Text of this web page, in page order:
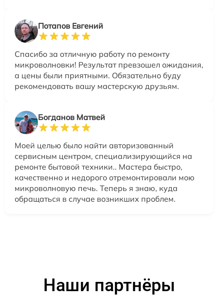
Потапов Евгений
Спасибо за отличную работу по ремонту
микроволновки! Результат превзошел ожидания,
а цены были приятными. Обязательно буду
рекомендовать вашу мастерскую друзьям.
Богданов Матвей
Моей целью было найти авторизованный
сервисным центром, специализирующийся на
ремонте бытовой техники.. Мастера быстро,
качественно и недорого отремонтировали мою
микроволновую печь. Теперь я знаю, куда
обращаться в случае возникших проблем.
Наши партнёры